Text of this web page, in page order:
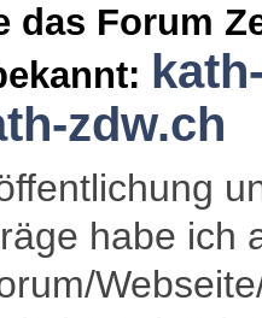
das Forum
zdw.ch
habe ich